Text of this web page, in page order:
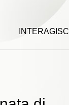
INTERAGISCI